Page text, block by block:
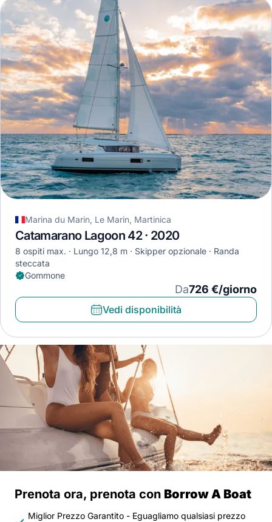
Marina du Marin, Le Marin, Martinica
Catamarano Lagoon 42 · 2020
8 ospiti max. Lungo 12,8 m Skipper opzionale
Randa
steccata
Gommone
Da726 €/giorno
Vedi disponibilità
Prenota ora, prenota con Borrow A Boat
Miglior Prezzo Garantito - Eguagliamo qualsiasi prezzo